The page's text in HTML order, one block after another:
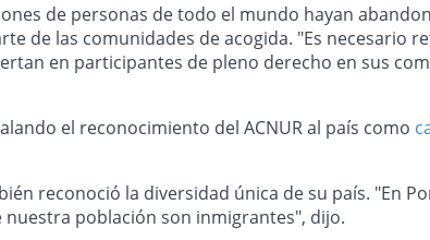
de personas de todo el mundo hayan
de las comunidades de acogida. "Es necesario
en participantes de pleno derecho en sus
el reconocimiento del ACNUR al país como
reconoció la diversidad única de su país. "En
población son inmigrantes", dijo.